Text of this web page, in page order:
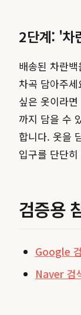
2단계: '차
배송된 차란
차곡 담아주
싶은 옷이라
까지 담을 수
합니다. 옷을
입구를 단단
검증용
Google
Naver 검